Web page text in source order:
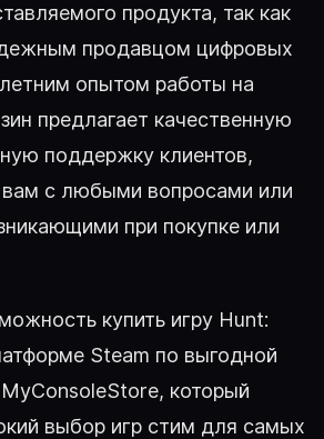
продукта, так как
продавцом цифровых
опытом работы на
предлагает качественную
поддержку клиентов,
с любыми вопросами или
при покупке или
купить игру Hunt:
Steam по выгодной
который
выбор игр стим для самых